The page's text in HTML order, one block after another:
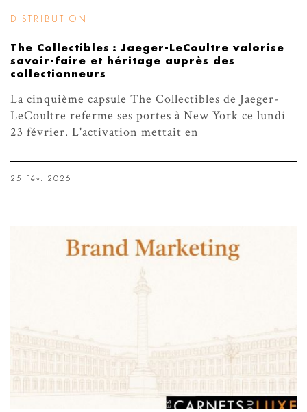
DISTRIBUTION
The Collectibles : Jaeger-LeCoultre valorise
savoir-faire et héritage auprès des
collectionneurs
La cinquième capsule The Collectibles de Jaeger-
LeCoultre referme ses portes à New York ce lundi
23 février. L'activation mettait en
25 Fév. 2026